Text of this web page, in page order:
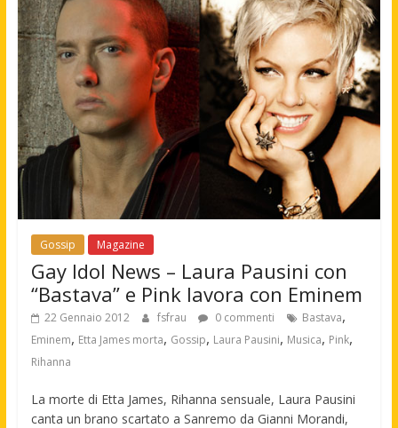
Gossip Magazine
Gay Idol News – Laura Pausini con
“Bastava” e Pink lavora con Eminem
22 Gennaio 2012 fsfrau 0 commenti Bastava,
Eminem, Etta James morta, Gossip, Laura Pausini, Musica, Pink,
Rihanna
La morte di Etta James, Rihanna sensuale, Laura Pausini
canta un brano scartato a Sanremo da Gianni Morandi,